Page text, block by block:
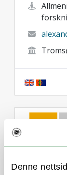
Denne
Om
Andre